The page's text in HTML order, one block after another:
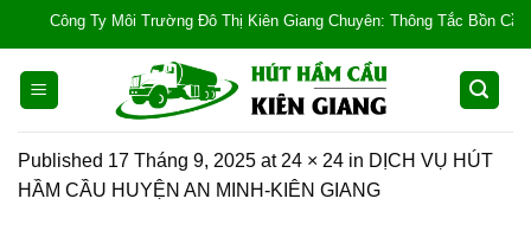
content
Công Ty Môi Trường Đô Thị Kiên Giang Chuyên: Thông Tắc Bồn
Published 17 Tháng 9, 2025 at 24 × 24 in DỊCH VỤ HÚT
HẦM CẦU HUYỆN AN MINH-KIÊN GIANG